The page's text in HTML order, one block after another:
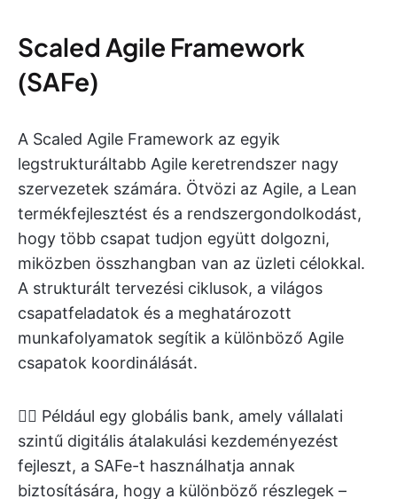
Scaled Agile Framework
(SAFe)
A Scaled Agile Framework az egyik
legstrukturáltabb Agile keretrendszer nagy
szervezetek számára. Ötvözi az Agile, a Lean
termékfejlesztést és a rendszergondolkodást,
hogy több csapat tudjon együtt dolgozni,
miközben összhangban van az üzleti célokkal.
A strukturált tervezési ciklusok, a világos
csapatfeladatok és a meghatározott
munkafolyamatok segítik a különböző Agile
csapatok koordinálását.
👉🏼 Például egy globális bank, amely vállalati
szintű digitális átalakulási kezdeményezést
fejleszt, a SAFe-t használhatja annak
biztosítására, hogy a különböző részlegek –